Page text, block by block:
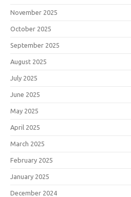
November 2025
October 2025
September 2025
August 2025
July 2025
June 2025
May 2025
April 2025
March 2025
February 2025
January 2025
December 2024